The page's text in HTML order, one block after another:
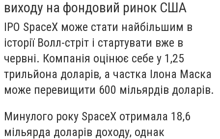
виходу на фондовий ринок США
IPO SpaceX може стати найбільшим в
історії Волл-стріт і стартувати вже в
червні. Компанія оцінює себе у 1,25
трильйона доларів, а частка Ілона Маска
може перевищити 600 мільярдів доларів.
Минулого року SpaceX отримала 18,6
мільярда доларів доходу, однак